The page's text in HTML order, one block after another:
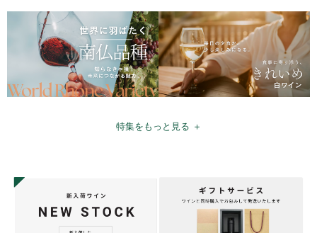
特集をもっと見る ＋